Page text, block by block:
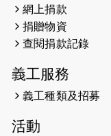
2026-04-25
2026-04-24
2026-04-23
2026-04-19
網上捐款
捐贈物資
查閱捐款記錄
義工服務
義工種類及招募
活動